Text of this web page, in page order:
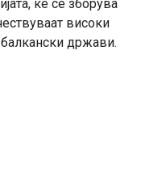
ќе се зборува
високи
држави.